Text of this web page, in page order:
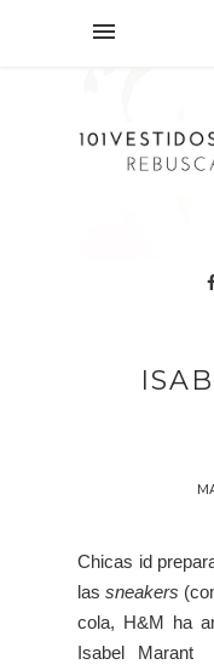
Chicas id
las sneakers
cola, H&M ha
Isabel Marant